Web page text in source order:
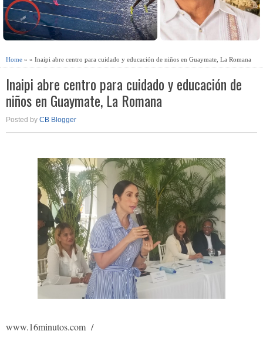
Home » » Inaipi abre centro para cuidado y educación de niños en Guaymate, La Romana
Inaipi abre centro para cuidado y educación de
niños en Guaymate, La Romana
Posted by CB Blogger
www.16minutos.com /